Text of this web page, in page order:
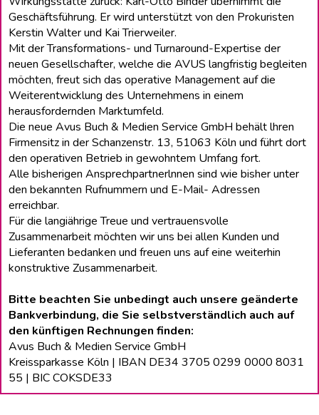
Geschäftsführung. Er wird unterstützt von den Prokuristen
Kerstin Walter und Kai Trierweiler.
Mit der Transformations- und Turnaround-Expertise der
neuen Gesellschafter, welche die AVUS langfristig begleiten
möchten, freut sich das operative Management auf die
Weiterentwicklung des Unternehmens in einem
herausfordernden Marktumfeld.
Die neue Avus Buch & Medien Service GmbH behält lhren
Firmensitz in der Schanzenstr. 13, 51063 Köln und führt dort
den operativen Betrieb in gewohntem Umfang fort.
Alle bisherigen Ansprechpartnerlnnen sind wie bisher unter
den bekannten Rufnummern und E-Mail- Adressen
erreichbar.
Für die langiährige Treue und vertrauensvolle
Zusammenarbeit möchten wir uns bei allen Kunden und
Lieferanten bedanken und freuen uns auf eine weiterhin
konstruktive Zusammenarbeit.
Bitte beachten Sie unbedingt auch unsere geänderte
Bankverbindung, die Sie selbstverständlich auch auf
den künftigen Rechnungen finden:
Avus Buch & Medien Service GmbH
Kreissparkasse Köln | IBAN DE34 3705 0299 0000 8031
55 | BIC COKSDE33